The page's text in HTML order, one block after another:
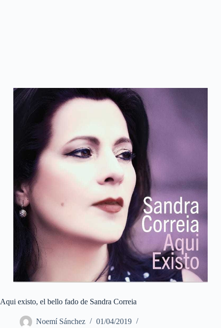
Aqui existo, el bello fado de Sandra Correia
Noemí Sánchez
01/04/2019